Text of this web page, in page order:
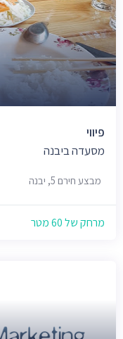
פיווי
מסעדה ביבנה
מבצע חירם 5, יבנה
מרחק של 60 מטר